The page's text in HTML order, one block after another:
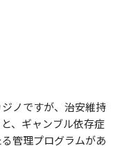
ノですが、治安維持
、ギャンブル依存症
管理プログラムがあ